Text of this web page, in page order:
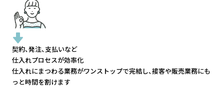
契約、発注、支払いなど
仕入れプロセスが効率化
仕入れにまつわる業務がワンストップで完結し、接客や販売業務にも
っと時間を割けます